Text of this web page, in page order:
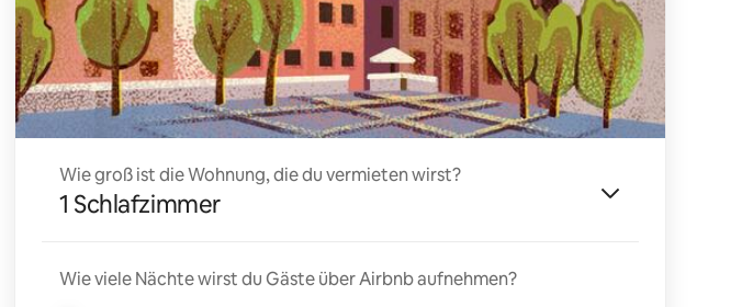
Wie groß ist die Wohnung, die du vermieten wirst?
1 Schlafzimmer
Wie viele Nächte wirst du Gäste über Airbnb aufnehmen?